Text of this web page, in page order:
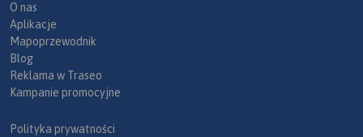
O nas
Aplikacje
Mapoprzewodnik
Blog
Reklama w Traseo
Kampanie promocyjne
Polityka prywatności